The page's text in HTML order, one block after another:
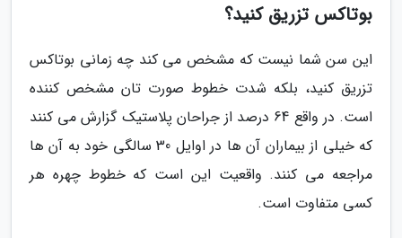
بوتاکس تزریق کنید؟
این سن شما نیست که مشخص می کند چه زمانی بوتاکس
تزریق کنید، بلکه شدت خطوط صورت تان مشخص کننده
است. در واقع 64 درصد از جراحان پلاستیک گزارش می کنند
که خیلی از بیماران آن ها در اوایل 30 سالگی خود به آن ها
مراجعه می کنند. واقعیت این است که خطوط چهره هر
کسی متفاوت است.